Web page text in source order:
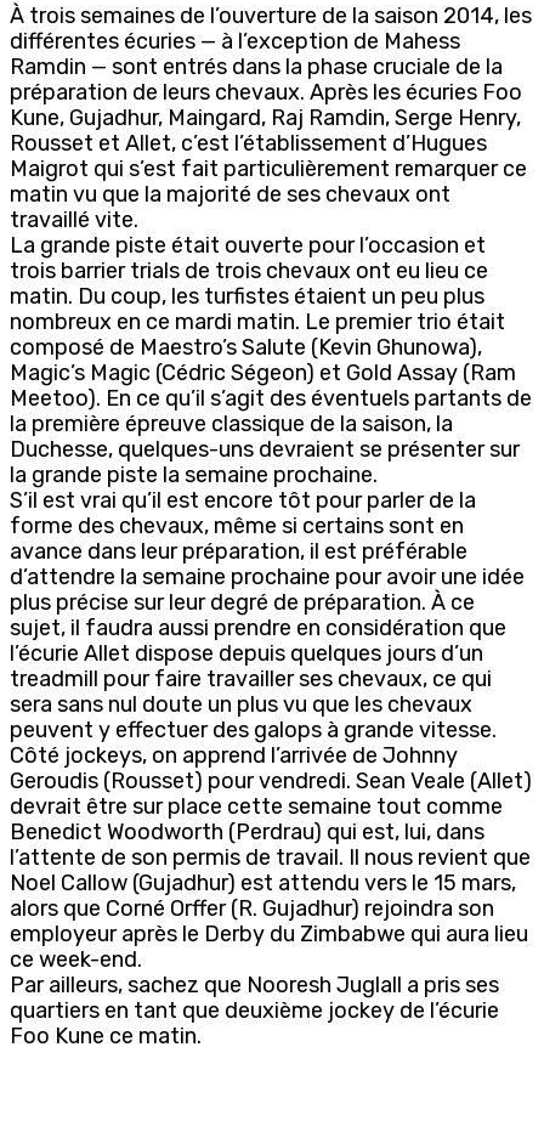
À trois semaines de l’ouverture de la saison 2014, les
différentes écuries — à l’exception de Mahess
Ramdin — sont entrés dans la phase cruciale de la
préparation de leurs chevaux. Après les écuries Foo
Kune, Gujadhur, Maingard, Raj Ramdin, Serge Henry,
Rousset et Allet, c’est l’établissement d’Hugues
Maigrot qui s’est fait particulièrement remarquer ce
matin vu que la majorité de ses chevaux ont
travaillé vite.
La grande piste était ouverte pour l’occasion et
trois barrier trials de trois chevaux ont eu lieu ce
matin. Du coup, les turfistes étaient un peu plus
nombreux en ce mardi matin. Le premier trio était
composé de Maestro’s Salute (Kevin Ghunowa),
Magic’s Magic (Cédric Ségeon) et Gold Assay (Ram
Meetoo). En ce qu’il s’agit des éventuels partants de
la première épreuve classique de la saison, la
Duchesse, quelques-uns devraient se présenter sur
la grande piste la semaine prochaine.
S’il est vrai qu’il est encore tôt pour parler de la
forme des chevaux, même si certains sont en
avance dans leur préparation, il est préférable
d’attendre la semaine prochaine pour avoir une idée
plus précise sur leur degré de préparation. À ce
sujet, il faudra aussi prendre en considération que
l’écurie Allet dispose depuis quelques jours d’un
treadmill pour faire travailler ses chevaux, ce qui
sera sans nul doute un plus vu que les chevaux
peuvent y effectuer des galops à grande vitesse.
Côté jockeys, on apprend l’arrivée de Johnny
Geroudis (Rousset) pour vendredi. Sean Veale (Allet)
devrait être sur place cette semaine tout comme
Benedict Woodworth (Perdrau) qui est, lui, dans
l’attente de son permis de travail. Il nous revient que
Noel Callow (Gujadhur) est attendu vers le 15 mars,
alors que Corné Orffer (R. Gujadhur) rejoindra son
employeur après le Derby du Zimbabwe qui aura lieu
ce week-end.
Par ailleurs, sachez que Nooresh Juglall a pris ses
quartiers en tant que deuxième jockey de l’écurie
Foo Kune ce matin.